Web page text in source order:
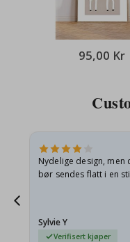
95,00 Kr
Nydelige design, men
bør sendes flatt i en
Sylvie Y
Verifisert kjøper